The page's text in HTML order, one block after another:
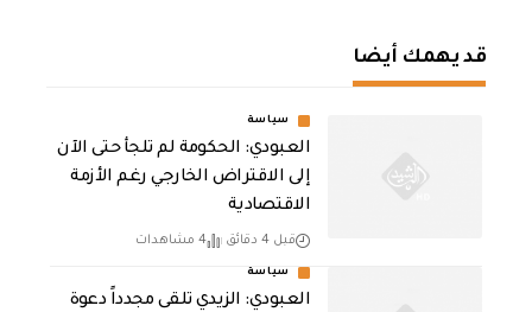
قد يهمك أيضا
سياسة
العبودي: الحكومة لم تلجأ حتى الآن
إلى الاقتراض الخارجي رغم الأزمة
الاقتصادية
قبل 4 دقائق 4 مشاهدات
سياسة
العبودي: الزيدي تلقى مجدداً دعوة